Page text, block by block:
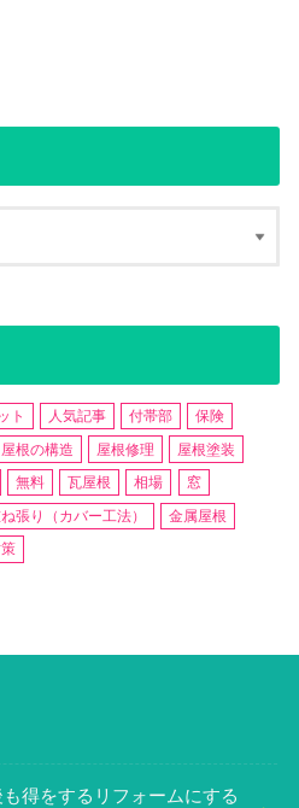
ト 人気記事 付帯部
保険
屋根の構造 屋根修理
屋根塗装
無料 瓦屋根 相場
窓
張り（カバー工法）
金属屋根
得をするリフォームにする